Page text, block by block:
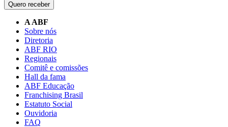
Quero receber
A ABF
Sobre nós
Diretoria
ABF RIO
Regionais
Comitê e comissões
Hall da fama
ABF Educação
Franchising Brasil
Estatuto Social
Ouvidoria
FAQ